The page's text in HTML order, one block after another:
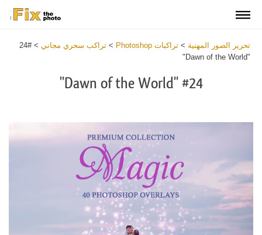
تحرير الصور المهنية > تراكبات Photoshop > تراكب سحري مجاني >
#24
"Dawn of the World"
#24 "Dawn of the World"
Overlay